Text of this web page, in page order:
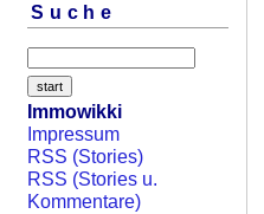
Suche
Immowikki
Impressum
RSS (Stories)
RSS (Stories u.
Kommentare)